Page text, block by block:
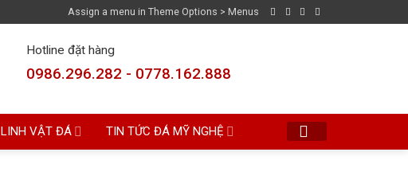
Assign a menu in Theme Options > Menus
Hotline đặt hàng
0986.296.282 - 0778.162.888
LINH VẬT ĐÁ TIN TỨC ĐÁ MỸ NGHỆ